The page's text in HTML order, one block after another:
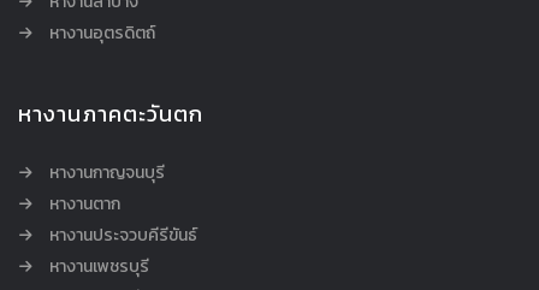
หางานอุตรดิตถ์
หางานภาคตะวันตก
หางานกาญจนบุรี
หางานตาก
หางานประจวบคีรีขันธ์
หางานเพชรบุรี